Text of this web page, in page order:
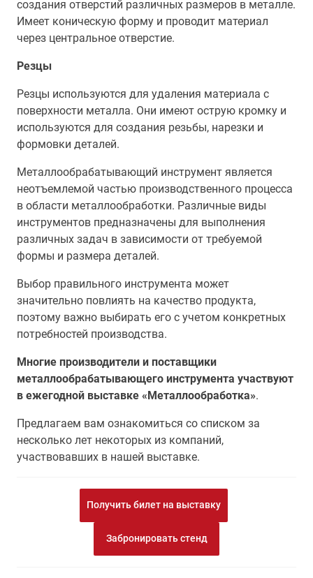
создания отверстий различных размеров в металле.
Имеет коническую форму и проводит материал
через центральное отверстие.
Резцы
Резцы используются для удаления материала с
поверхности металла. Они имеют острую кромку и
используются для создания резьбы, нарезки и
формовки деталей.
Металлообрабатывающий инструмент является
неотъемлемой частью производственного процесса
в области металлообработки. Различные виды
инструментов предназначены для выполнения
различных задач в зависимости от требуемой
формы и размера деталей.
Выбор правильного инструмента может
значительно повлиять на качество продукта,
поэтому важно выбирать его с учетом конкретных
потребностей производства.
Многие производители и поставщики
металлообрабатывающего инструмента участвуют
в ежегодной выставке «Металлообработка».
Предлагаем вам ознакомиться со списком за
несколько лет некоторых из компаний,
участвовавших в нашей выставке.
Получить билет на выставку
Забронировать стенд